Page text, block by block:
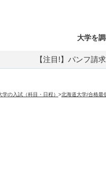
大学を
【注目!】パンフ請
学の入試（科目・日程） >北海道大学/合格最